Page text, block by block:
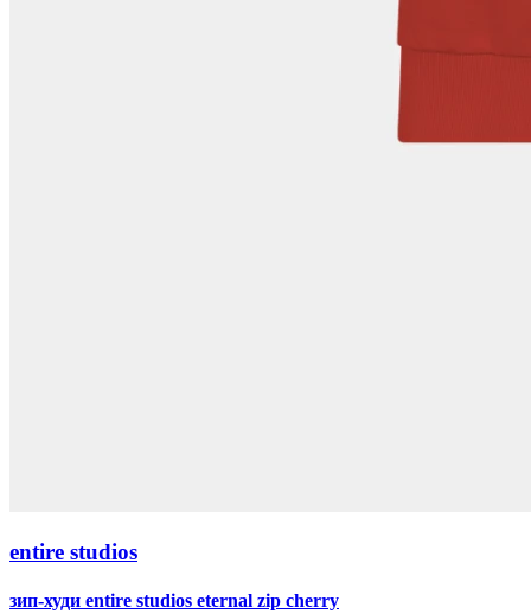
entire studios
зип-худи entire studios eternal zip cherry